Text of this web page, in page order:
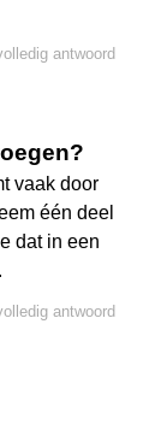
antwoord
vaak door
één deel
dat in een
antwoord